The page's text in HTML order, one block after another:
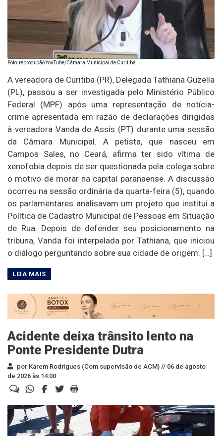
Foto: reprodução YouTube/Câmara Municipal de Curitiba
A vereadora de Curitiba (PR), Delegada Tathiana Guzella
(PL), passou a ser investigada pelo Ministério Público
Federal (MPF) após uma representação de notícia-
crime apresentada em razão de declarações dirigidas
à vereadora Vanda de Assis (PT) durante uma sessão
da Câmara Municipal. A petista, que nasceu em
Campos Sales, no Ceará, afirma ter sido vítima de
xenofobia depois de ser questionada pela colega sobre
o motivo de morar na capital paranaense. A discussão
ocorreu na sessão ordinária da quarta-feira (5), quando
os parlamentares analisavam um projeto que institui a
Política de Cadastro Municipal de Pessoas em Situação
de Rua. Depois de defender seu posicionamento na
tribuna, Vanda foi interpelada por Tathiana, que iniciou
o diálogo perguntando sobre sua cidade de origem. […]
Acidente deixa trânsito lento na
Ponte Presidente Dutra
por Karem Rodrigues (Com supervisão de ACM) // 06 de agosto
de 2026 às 14:00